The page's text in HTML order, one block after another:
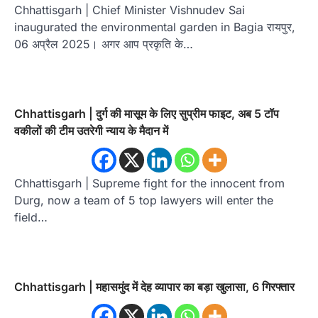
Chhattisgarh | Chief Minister Vishnudev Sai
inaugurated the environmental garden in Bagia रायपुर,
06 अप्रैल 2025। अगर आप प्रकृति के…
Chhattisgarh | दुर्ग की मासूम के लिए सुप्रीम फाइट, अब 5 टॉप
वकीलों की टीम उतरेगी न्याय के मैदान में
Chhattisgarh | Supreme fight for the innocent from
Durg, now a team of 5 top lawyers will enter the
field…
Chhattisgarh | महासमुंद में देह व्यापार का बड़ा खुलासा, 6 गिरफ्तार